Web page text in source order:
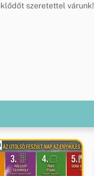
szeretettel várunk!